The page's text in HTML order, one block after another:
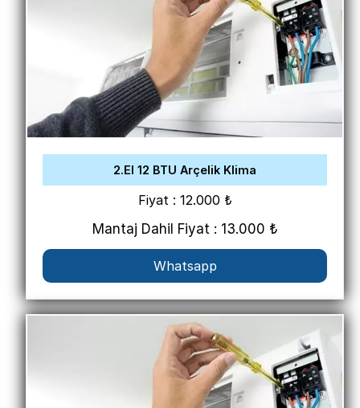
2.El 12 BTU Arçelik Klima
Fiyat : 12.000 ₺
Mantaj Dahil Fiyat : 13.000 ₺
Whatsapp